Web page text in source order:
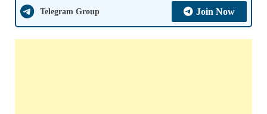
Telegram Group Join Now